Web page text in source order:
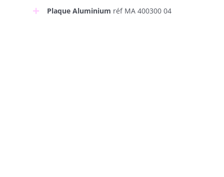
Plaque Aluminium réf MA 400300 04